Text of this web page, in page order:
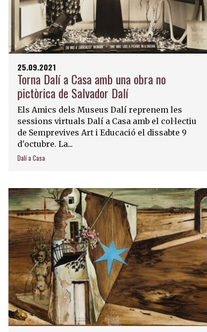
25.09.2021
Torna Dalí a Casa amb una obra no
pictòrica de Salvador Dalí
Els Amics dels Museus Dalí reprenem les
sessions virtuals Dalí a Casa amb el col·lectiu
de Semprevives Art i Educació el dissabte 9
d'octubre. La...
Dalí a Casa